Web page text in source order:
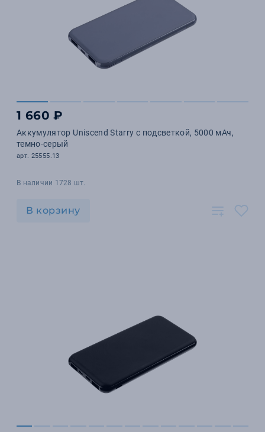
1 660 ₽
Аккумулятор Uniscend Starry с подсветкой, 5000 мАч,
темно-серый
арт. 25555.13
В наличии 1728 шт.
В корзину